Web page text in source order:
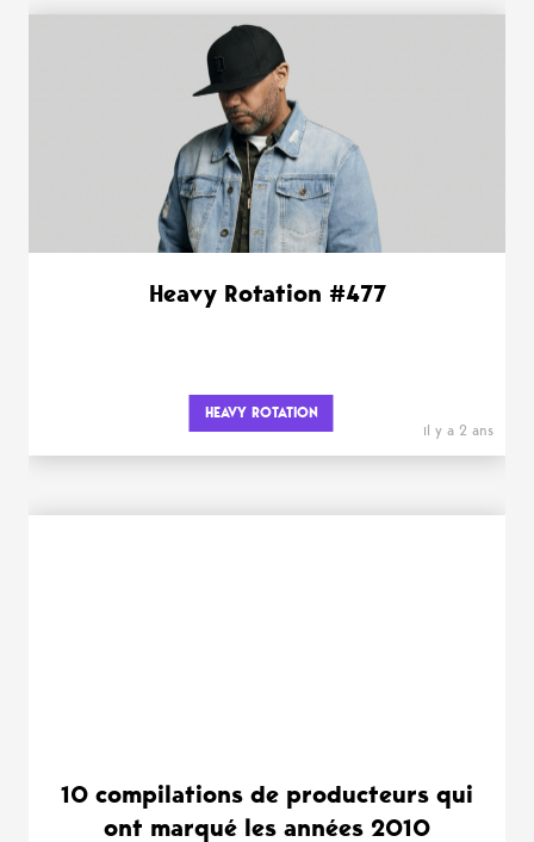
Heavy Rotation #477
HEAVY ROTATION
il y a 2 ans
10 compilations de producteurs qui
ont marqué les années 2010